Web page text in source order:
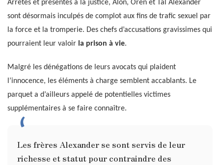
Arrêtés et présentés à la justice, Alon, Oren et Tal Alexander
sont désormais inculpés de complot aux fins de trafic sexuel par
la force et la tromperie. Des chefs d’accusations gravissimes qui
pourraient leur valoir la prison à vie.
Malgré les dénégations de leurs avocats qui plaident
l’innocence, les éléments à charge semblent accablants. Le
parquet a d’ailleurs appelé de potentielles victimes
supplémentaires à se faire connaître.
Les frères Alexander se sont servis de leur
richesse et statut pour contraindre des